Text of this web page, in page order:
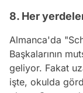
8. Her
Almanca'da
Başkalarının
geliyor. Fakat
işte, okulda